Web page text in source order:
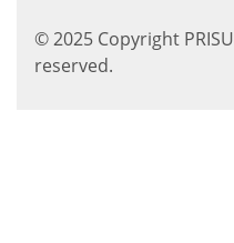
© 2025 Copyright
reserved.